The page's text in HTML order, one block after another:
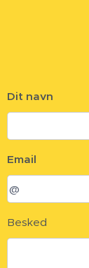
Dit navn
Email
Besked